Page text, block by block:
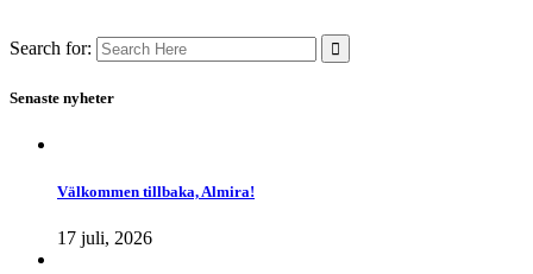
Search for:
Senaste nyheter
Välkommen tillbaka, Almira!
17 juli, 2026